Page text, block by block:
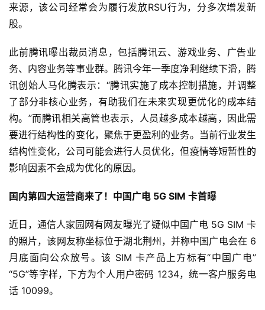
来源，该公司经常会为履行发放RSU行为，分多次增发新
股。
此前腾讯曝出裁员消息，包括腾讯云、游戏业务、广告业
务、内容业务等事业群。腾讯今年一季度净利继续下滑，腾
讯创始人马化腾表示：“腾讯实施了成本控制措施，并调整
了部分非核心业务，有助我们在未来实现更优化的成本结
构。”而腾讯相关高管也表示，人员越多成本越高，因此需
要进行结构性的变化，聚焦于更盈利的业务。当前行业发生
结构性变化，公司可能会进行人员优化，但疫情等短暂性的
影响因素不会成为优化的原因。
国内第四大运营商来了！中国广电 5G SIM 卡首曝
近日，通信人家园网有网友曝光了疑似中国广电 5G SIM 卡
的照片，该网友称坐标位于湖北荆州，并称中国广电会在 6
月底面向公众放号。该 SIM 卡产品上方标有“中国广电”
“5G”等字样，下方为个人用户密码 1234，统一客户服务电
话 10099。